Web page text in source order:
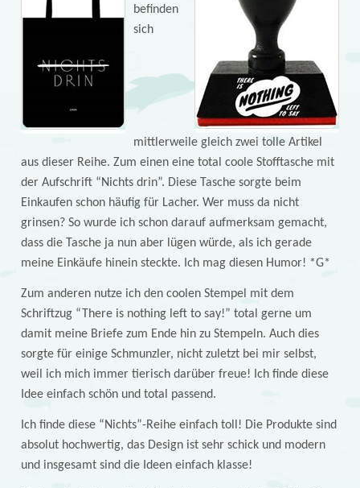
befinden
sich
mittlerweile gleich zwei tolle Artikel
aus dieser Reihe. Zum einen eine total coole Stofftasche mit
der Aufschrift “Nichts drin”. Diese Tasche sorgte beim
Einkaufen schon häufig für Lacher. Wer muss da nicht
grinsen? So wurde ich schon darauf aufmerksam gemacht,
dass die Tasche ja nun aber lügen würde, als ich gerade
meine Einkäufe hinein steckte. Ich mag diesen Humor! *G*
Zum anderen nutze ich den coolen Stempel mit dem
Schriftzug “There is nothing left to say!” total gerne um
damit meine Briefe zum Ende hin zu Stempeln. Auch dies
sorgte für einige Schmunzler, nicht zuletzt bei mir selbst,
weil ich mich immer tierisch darüber freue! Ich finde diese
Idee einfach schön und total passend.
Ich finde diese “Nichts”-Reihe einfach toll! Die Produkte sind
absolut hochwertig, das Design ist sehr schick und modern
und insgesamt sind die Ideen einfach klasse!